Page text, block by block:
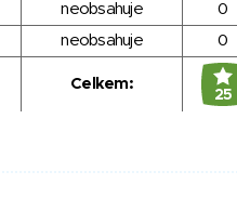
neobsahuje
0
neobsahuje 0
Celkem:
25